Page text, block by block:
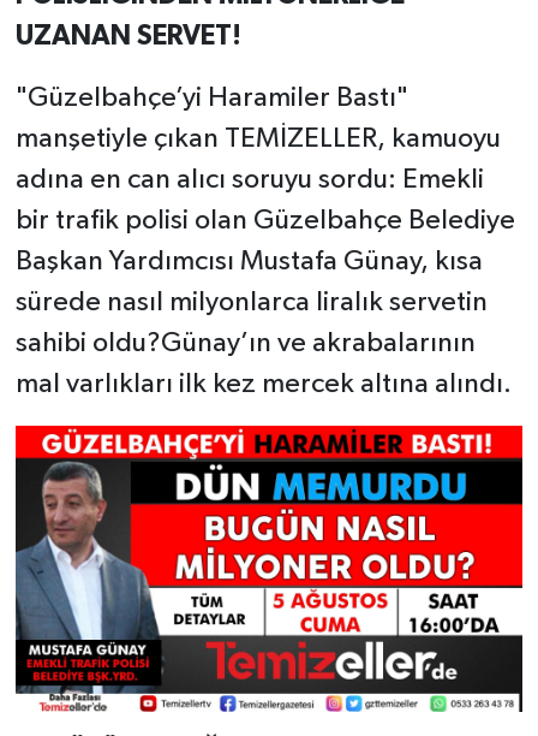
UZANAN SERVET!
"Güzelbahçe’yi Haramiler Bastı"
manşetiyle çıkan TEMİZELLER, kamuoyu
adına en can alıcı soruyu sordu: Emekli
bir trafik polisi olan Güzelbahçe Belediye
Başkan Yardımcısı Mustafa Günay, kısa
sürede nasıl milyonlarca liralık servetin
sahibi oldu?Günay’ın ve akrabalarının
mal varlıkları ilk kez mercek altına alındı.